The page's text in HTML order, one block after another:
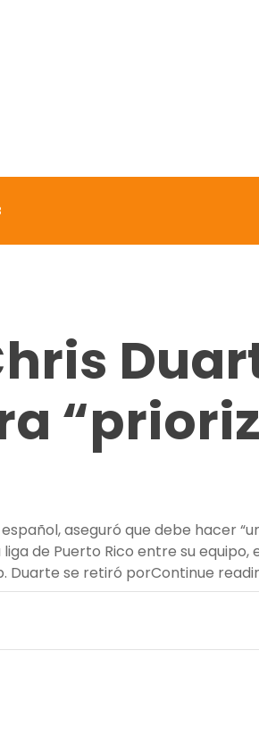
aseguró que debe hacer
de Puerto Rico entre su equipo,
Duarte se retiró porContinue